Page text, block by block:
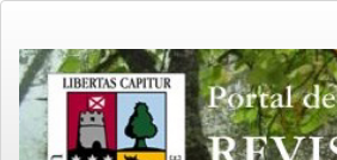
Contenido
principal
Barra
lateral